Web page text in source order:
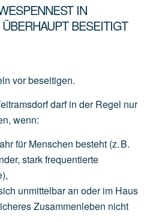
IN
BESEITIGT
vor beseitigen.
darf in der Regel nur
wenn:
für Menschen besteht (z.B.
starkfrequentierte
unmittelbar an oder im Haus
Zusammenleben nicht